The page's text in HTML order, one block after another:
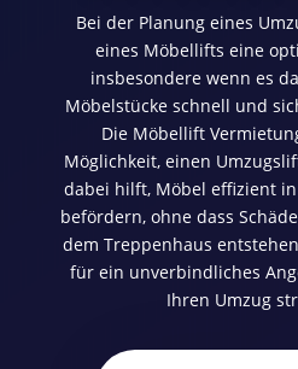
Bei der Planung eines
eines Möbellifts eine
insbesondere wenn es
Möbelstücke schnell und
Die Möbellift
Möglichkeit, einen
dabei hilft, Möbel effizient
befördern, ohne dass
dem Treppenhaus
für ein unverbindliches
Ihren Umzug